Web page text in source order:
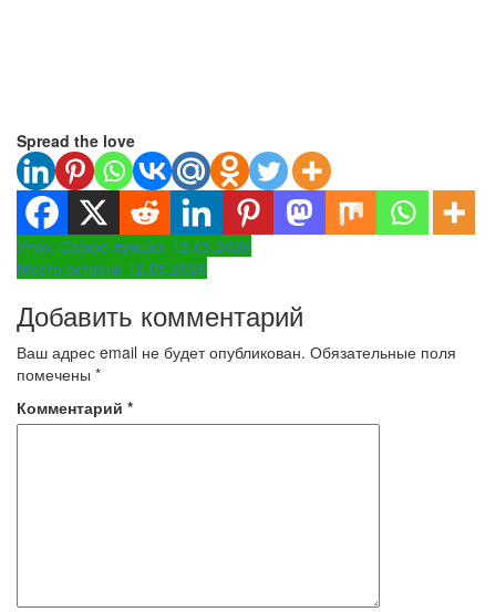
Spread the love
Навигация
по
записям
Утро. Самое лучшее 12.05.2026
Место встречи 12.05.2026
Добавить комментарий
Ваш адрес email не будет опубликован. Обязательные поля
помечены *
Комментарий *